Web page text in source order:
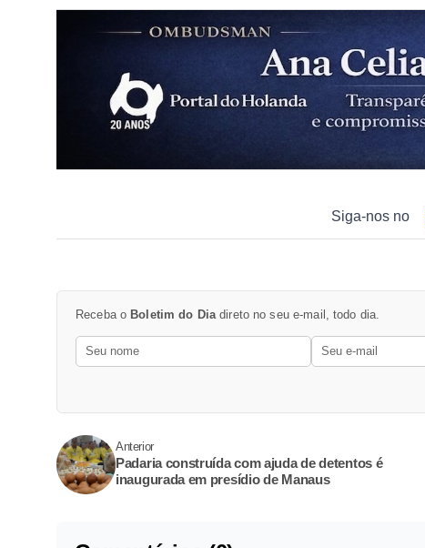
Siga-nos no
Receba o Boletim do Dia direto no seu e-mail, todo dia.
Anterior
Padaria construída com ajuda de detentos é
inaugurada em presídio de Manaus